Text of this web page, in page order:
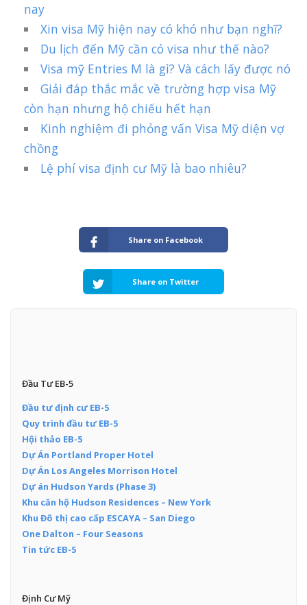
nay
Xin visa Mỹ hiện nay có khó như bạn nghĩ?
Du lịch đến Mỹ cần có visa như thế nào?
Visa mỹ Entries M là gì? Và cách lấy được nó
Giải đáp thắc mắc về trường hợp visa Mỹ
còn hạn nhưng hộ chiếu hết hạn
Kinh nghiệm đi phỏng vấn Visa Mỹ diện vợ
chồng
Lệ phí visa định cư Mỹ là bao nhiêu?
Share on Facebook
Share on Twitter
Đầu Tư EB-5
Đầu tư định cư EB-5
Quy trình đầu tư EB-5
Hội thảo EB-5
Dự Án Portland Proper Hotel
Dự Án Los Angeles Morrison Hotel
Dự án Hudson Yards (Phase 3)
Khu căn hộ Hudson Residences – New York
Khu Đô thị cao cấp ESCAYA – San Diego
One Dalton – Four Seasons
Tin tức EB-5
Định Cư Mỹ